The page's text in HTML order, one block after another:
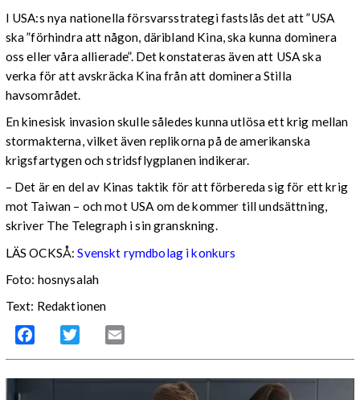
I USA:s nya nationella försvarsstrategi fastslås det att ”USA
ska ”förhindra att någon, däribland Kina, ska kunna dominera
oss eller våra allierade”. Det konstateras även att USA ska
verka för att avskräcka Kina från att dominera Stilla
havsområdet.
En kinesisk invasion skulle således kunna utlösa ett krig mellan
stormakterna, vilket även replikorna på de amerikanska
krigsfartygen och stridsflygplanen indikerar.
– Det är en del av Kinas taktik för att förbereda sig för ett krig
mot Taiwan – och mot USA om de kommer till undsättning,
skriver The Telegraph i sin granskning.
LÄS OCKSÅ: Svenskt rymdbolag i konkurs
Foto: hosnysalah
Text: Redaktionen
Facebook Twitter